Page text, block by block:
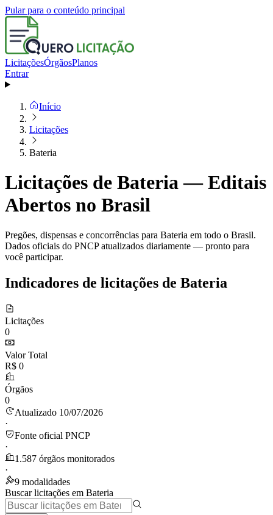
Pular para o conteúdo principal
LicitaçõesÓrgãosPlanos
Entrar
Início
Licitações
Bateria
Licitações de Bateria — Editais
Abertos no Brasil
Pregões, dispensas e concorrências para Bateria em todo o Brasil.
Dados oficiais do PNCP atualizados diariamente — pronto para
você participar.
Indicadores de licitações de Bateria
Licitações
0
Valor Total
R$ 0
Órgãos
0
Atualizado 10/07/2026
·
Fonte oficial PNCP
·
1.587 órgãos monitorados
·
9 modalidades
Buscar licitações em Bateria